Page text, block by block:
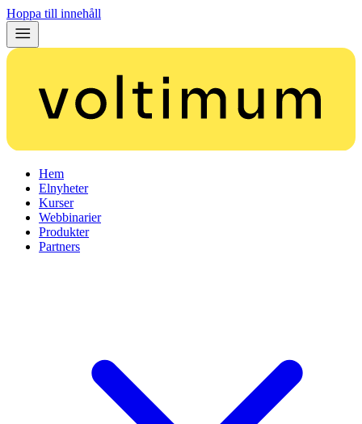
Hoppa till innehåll
Hem
Elnyheter
Kurser
Webbinarier
Produkter
Partners